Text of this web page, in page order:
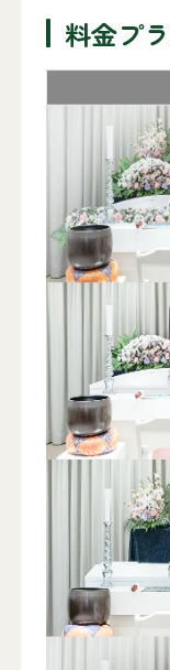
料金プ